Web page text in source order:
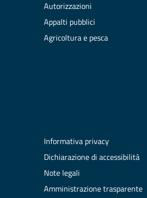
Autorizzazioni
Appalti pubblici
Agricoltura e pesca
Informativa privacy
Dichiarazione di accessibilità
Note legali
Amministrazione trasparente